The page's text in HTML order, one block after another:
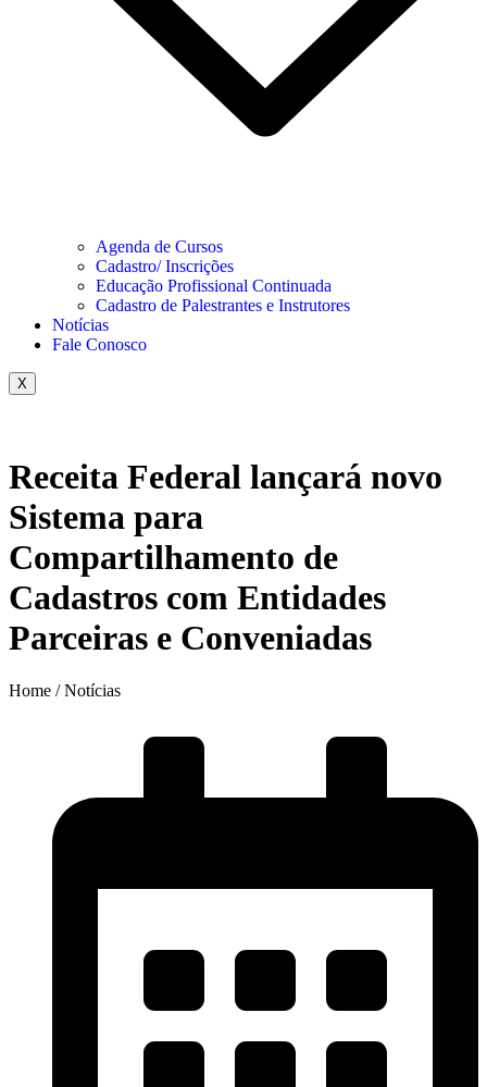
Agenda de Cursos
Cadastro/ Inscrições
Educação Profissional Continuada
Cadastro de Palestrantes e Instrutores
Notícias
Fale Conosco
X
Receita Federal lançará novo
Sistema para
Compartilhamento de
Cadastros com Entidades
Parceiras e Conveniadas
Home / Notícias